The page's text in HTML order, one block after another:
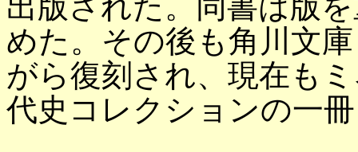
出版された。同書は版
めた。その後も角川文
がら復刻され、現在も
代史コレクションの一